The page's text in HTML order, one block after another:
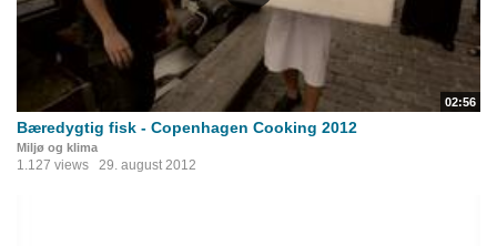
02:56
Bæredygtig fisk - Copenhagen Cooking 2012
Miljø og klima
1.127 views 29. august 2012